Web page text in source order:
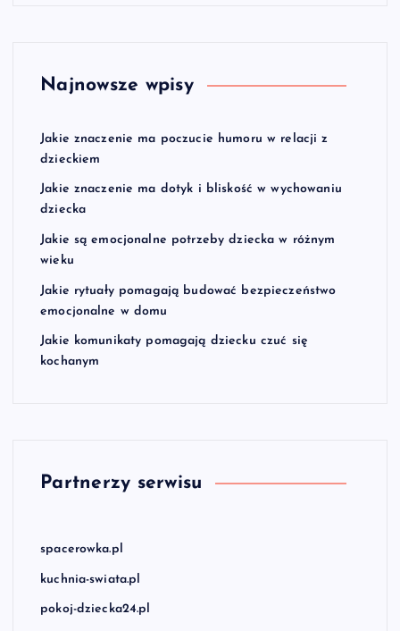
Najnowsze wpisy
Jakie znaczenie ma poczucie humoru w relacji z
dzieckiem
Jakie znaczenie ma dotyk i bliskość w wychowaniu
dziecka
Jakie są emocjonalne potrzeby dziecka w różnym
wieku
Jakie rytuały pomagają budować bezpieczeństwo
emocjonalne w domu
Jakie komunikaty pomagają dziecku czuć się
kochanym
Partnerzy serwisu
spacerowka.pl
kuchnia-swiata.pl
pokoj-dziecka24.pl